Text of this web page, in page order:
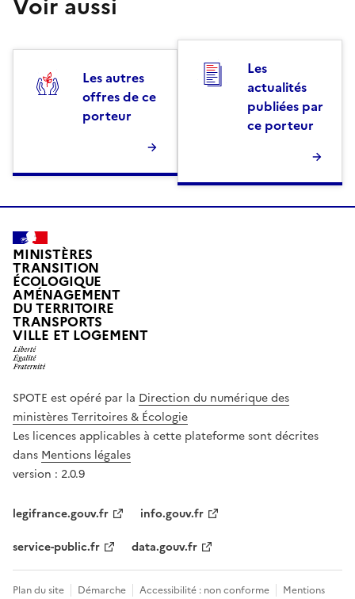
Les autres
offres de ce
porteur
Les
actualités
publiées par
ce porteur
MINISTÈRES
TRANSITION
ÉCOLOGIQUE
AMÉNAGEMENT
DU TERRITOIRE
TRANSPORTS
VILLE ET LOGEMENT
SPOTE est opéré par la Direction du numérique des
ministères Territoires & Écologie
Les licences applicables à cette plateforme sont décrites
dans Mentions légales
version : 2.0.9
legifrance.gouv.fr
info.gouv.fr
service-public.fr
data.gouv.fr
Plan du site Démarche Accessibilité : non conforme Mentions